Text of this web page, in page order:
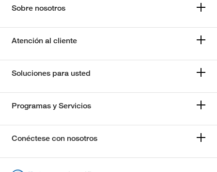
Sobre nosotros
Atención al cliente
Soluciones para usted
Programas y Servicios
Conéctese con nosotros